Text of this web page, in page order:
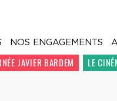
NOS ENGAGEMENTS
JAVIER BARDEM LE